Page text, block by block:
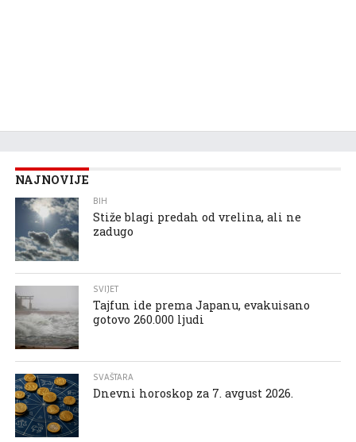
NAJNOVIJE
BIH
Stiže blagi predah od vrelina, ali ne
zadugo
SVIJET
Tajfun ide prema Japanu, evakuisano
gotovo 260.000 ljudi
SVAŠTARA
Dnevni horoskop za 7. avgust 2026.